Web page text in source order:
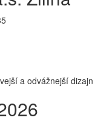
a odvážnejší dizajn